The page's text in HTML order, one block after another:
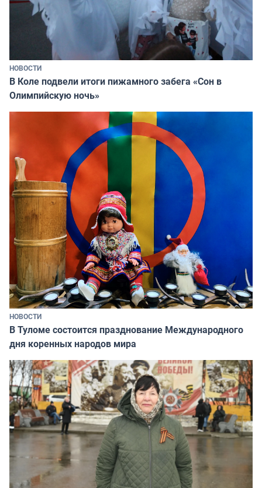
НОВОСТИ
В Коле подвели итоги пижамного забега «Сон в
Олимпийскую ночь»
НОВОСТИ
В Туломе состоится празднование Международного
дня коренных народов мира